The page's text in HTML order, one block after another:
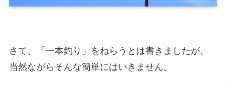
さて、「一本釣り」をねらうとは書きましたが、
当然ながらそんな簡単にはいきません。